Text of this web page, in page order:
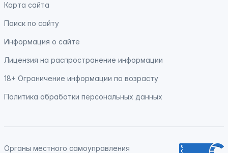
Карта сайта
Поиск по сайту
Информация о сайте
Лицензия на распространение информации
18+ Ограничение информации по возрасту
Политика обработки персональных данных
Органы местного самоуправления